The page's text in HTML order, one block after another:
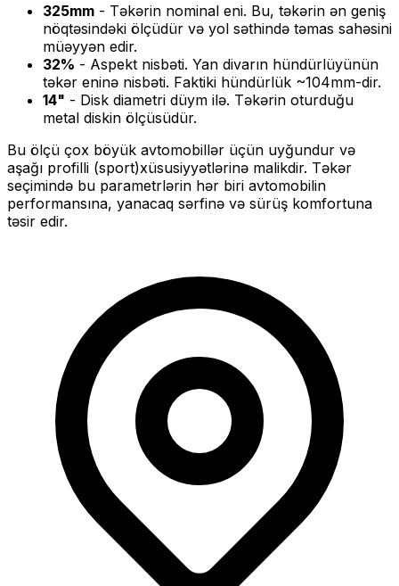
325mm - Təkərin nominal eni. Bu, təkərin ən geniş
nöqtəsindəki ölçüdür və yol səthində təmas sahəsini
müəyyən edir.
32% - Aspekt nisbəti. Yan divarın hündürlüyünün
təkər eninə nisbəti. Faktiki hündürlük ~104mm-dir.
14" - Disk diametri düym ilə. Təkərin oturduğu
metal diskin ölçüsüdür.
Bu ölçü çox böyük avtomobillər üçün uyğundur və
aşağı profilli (sport)xüsusiyyətlərinə malikdir. Təkər
seçimində bu parametrlərin hər biri avtomobilin
performansına, yanacaq sərfinə və sürüş komfortuna
təsir edir.